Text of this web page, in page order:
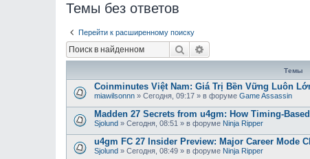
Темы без ответов
Перейти к расширенному поиску
Поиск
Темы
Coinminutes Việt Nam: Giá Trị Bền Vững Luôn
miawilsonnn » Сегодня, 09:17 » в форуме Game Assassin
Madden 27 Secrets from u4gm: How Timing-
Sjolund » Сегодня, 08:51 » в форуме Ninja Ripper
u4gm FC 27 Insider Preview: Major Career Mode
Sjolund » Сегодня, 08:49 » в форуме Ninja Ripper